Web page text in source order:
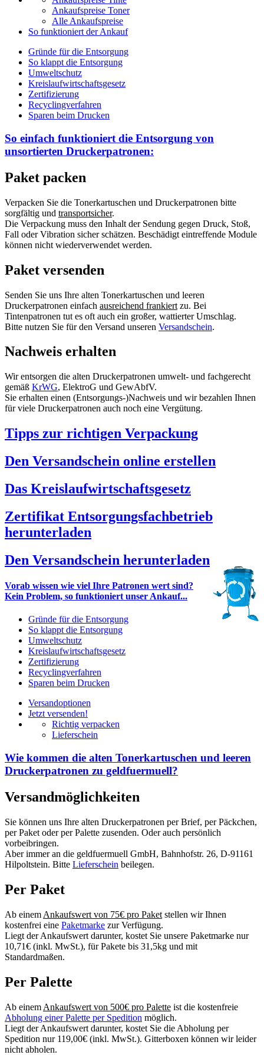
Ankaufspreise Toner
Alle Ankaufspreise
So funktioniert der Ankauf
Gründe für die Entsorgung
So klappt die Entsorgung
Umweltschutz
Kreislaufwirtschaftsgesetz
Zertifizierung
Recyclingverfahren
Sparen beim Drucken
So einfach funktioniert die Entsorgung von
unsortierten Druckerpatronen:
Paket packen
Verpacken Sie die Tonerkartuschen und Druckerpatronen bitte
sorgfältig und transportsicher.
Die Verpackung muss den Inhalt der Sendung gegen Druck, Stoß,
Fall oder Vibration sicher schätzen. Beschädigt eintreffende Module
können nicht wiederverwendet werden.
Paket versenden
Senden Sie uns Ihre alten Tonerkartuschen und leeren
Druckerpatronen einfach ausreichend frankiert zu. Bei
Tintenpatronen tut es oft auch ein großer, wattierter Umschlag.
Bitte nutzen Sie für den Versand unseren Versandschein.
Nachweis erhalten
Wir entsorgen die alten Druckerpatronen umwelt- und fachgerecht
gemäß KrWG, ElektroG und GewAbfV.
Sie erhalten einen (Entsorgungs-)Nachweis und wir bezahlen Ihnen
für viele Druckerpatronen auch noch eine Vergütung.
Tipps zur richtigen Verpackung
Den Versandschein online erstellen
Das Kreislaufwirtschaftsgesetz
Zertifikat Entsorgungsfachbetrieb
herunterladen
Den Versandschein herunterladen
Vorab wissen wie viel Ihre Patronen wert sind?
Kein Problem, so funktioniert unser Ankauf...
Gründe für die Entsorgung
So klappt die Entsorgung
Umweltschutz
Kreislaufwirtschaftsgesetz
Zertifizierung
Recyclingverfahren
Sparen beim Drucken
Versandoptionen
Jetzt versenden!
Richtig verpacken
Lieferschein
Wie kommen die alten Tonerkartuschen und leeren
Druckerpatronen zu geldfuermuell?
Versandmöglichkeiten
Sie können uns Ihre alten Druckerpatronen per Brief, per Päckchen,
per Paket oder per Palette zusenden. Oder auch persönlich
vorbeibringen.
Aber immer an die geldfuermuell GmbH, Bahnhofstr. 26, D-91161
Hilpoltstein. Bitte Lieferschein beilegen.
Per Paket
Ab einem Ankaufswert von 75€ pro Paket stellen wir Ihnen
kostenfrei eine Paketmarke zur Verfügung.
Liegt der Ankaufswert darunter, kostet Sie unsere Paketmarke nur
10,71€ (inkl. MwSt.), für Pakete bis 31,5kg und mit
Standardmaßen.
Per Palette
Ab einem Ankaufswert von 500€ pro Palette ist die kostenfreie
Abholung einer Palette per Spedition möglich.
Liegt der Ankaufswert darunter, kostet Sie die Abholung per
Spedition nur 119,00€ (inkl. MwSt.). Gitterboxen können wir leider
nicht abholen.